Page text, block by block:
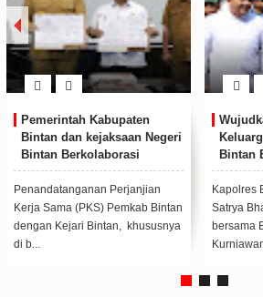
Aman
Kapolres
Bupati
Cek Pos
Argya
S.I.K.,
Roby
Polres Bintan Bintan
Peringati Maulid Nabi
Muhammad SAW, Teladani
Akhlak Rasulullah
Polres Bintan menggelar
Peringatan Maulid Nabi
Muhammad SAW 1446
Hijriah/2024 di Masjid Darul ...